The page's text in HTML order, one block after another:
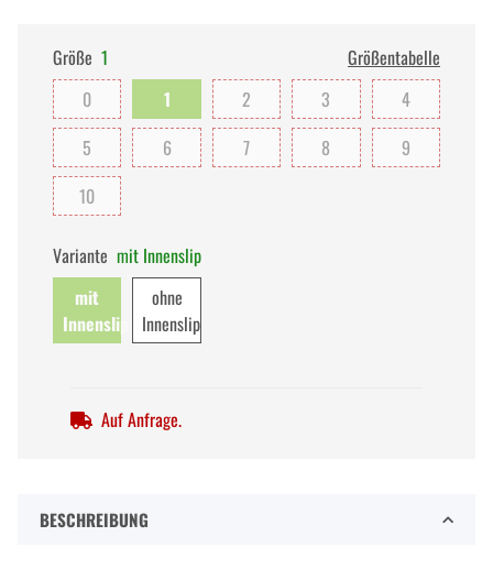
Größe 1
Größentabelle
0
1 2 3
4
5
6 7 8
9
10
Variante mit Innenslip
mit
Innenslip
ohne
Innenslip
Auf Anfrage.
BESCHREIBUNG